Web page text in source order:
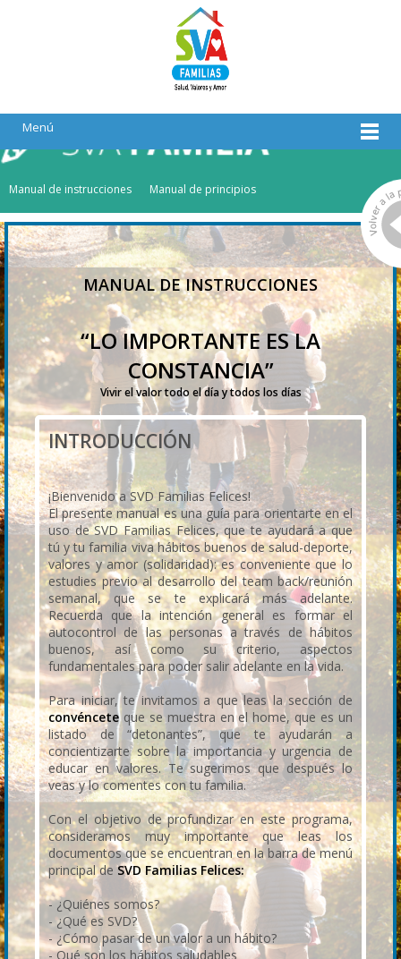
Menú
Manual de instrucciones Manual de principios
MANUAL DE INSTRUCCIONES
“LO IMPORTANTE ES LA
CONSTANCIA”
Vivir el valor todo el día y todos los días
INTRODUCCIÓN
¡Bienvenido a SVD Familias Felices!
El presente manual es una guía para orientarte en el
uso de SVD Familias Felices, que te ayudará a que
tú y tu familia viva hábitos buenos de salud-deporte,
valores y amor (solidaridad): es conveniente que lo
estudies previo al desarrollo del team back/reunión
semanal, que se te explicará más adelante.
Recuerda que la intención general es formar el
autocontrol de las personas a través de hábitos
buenos, así como su criterio, aspectos
fundamentales para poder salir adelante en la vida.
Para iniciar, te invitamos a que leas la sección de
convénceteque se muestra en el home, que es un
listado de “detonantes”, que te ayudarán a
concientizarte sobre la importancia y urgencia de
educar en valores. Te sugerimos que después lo
veas y lo comentes con tu familia.
Con el objetivo de profundizar en este programa,
consideramos muy importante que leas los
documentos que se encuentran en la barra de menú
principal deSVD Familias Felices:
- ¿Quiénes somos?
- ¿Qué es SVD?
- ¿Cómo pasar de un valor a un hábito?
- Qué son los hábitos saludables